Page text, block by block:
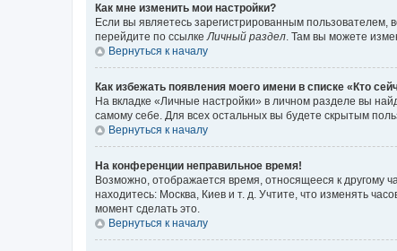
Как мне изменить мои настройки?
Если вы являетесь зарегистрированным
перейдите по ссылке Личный раздел . Там вы можете
Вернуться к началу
Как избежать появления моего имени в списке «Кто
На вкладке «Личные настройки» в личном разделе вы
самому себе. Для всех остальных вы будете скрытым
Вернуться к началу
На конференции неправильное время!
Возможно, отображается время, относящееся к другому
находитесь: Москва, Киев и т. д. Учтите, что изменять
момент сделать это.
Вернуться к началу